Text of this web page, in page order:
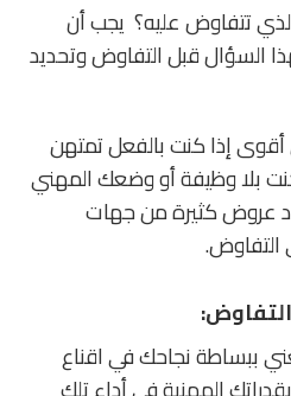
تتفاوض عليه؟ يجب أن
السؤال قبل التفاوض وتحديد
إذا كنت بالفعل تمتهن
بلا وظيفة أو وضعك المهني
عروض كثيرة من جهات
التفاوض.
:
ببساطة نجاحك في اقناع